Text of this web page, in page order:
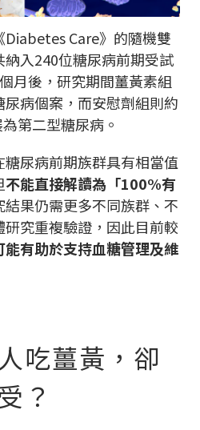
Care》的隨機雙
入240位糖尿病前期受試
月後，研究期間薑黃素組
病個案，而安慰劑組則約
第二型糖尿病。
尿病前期族群具有相當值
不能直接解讀為「100%有
結果仍需更多不同族群、不
究重複驗證，因此目前較
能有助於支持血糖管理及維
吃薑黃，卻
？